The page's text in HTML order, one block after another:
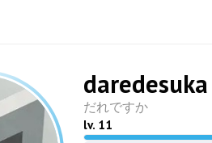
daredesuka
だれですか
lv. 11